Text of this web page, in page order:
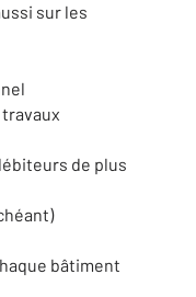
sur les
de plus
bâtiment